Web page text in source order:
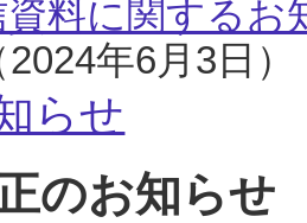
資料に関するお
年6月3日）
らせ
のお知らせ